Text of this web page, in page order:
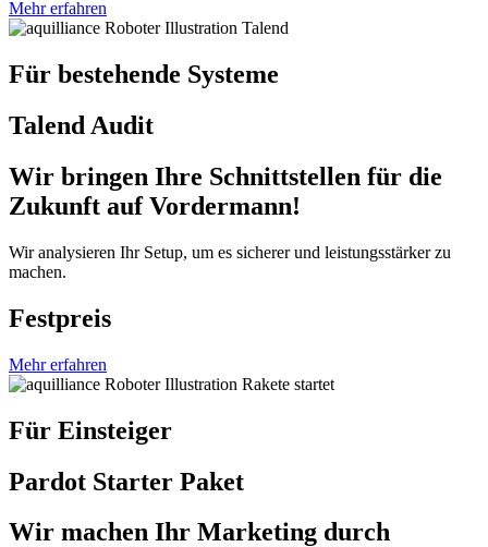
Mehr erfahren
Für bestehende Systeme
Talend Audit
Wir bringen Ihre Schnittstellen für die
Zukunft auf Vordermann!
Wir analysieren Ihr Setup, um es sicherer und leistungsstärker zu
machen.
Festpreis
Mehr erfahren
Für Einsteiger
Pardot Starter Paket
Wir machen Ihr Marketing durch